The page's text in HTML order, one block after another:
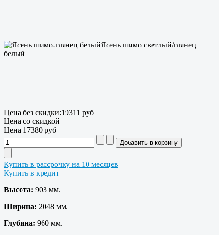
Ясень шимо светлый/глянец
белый
Цена без скидки:19311 руб
Цена со скидкой
Цена 17380 руб
Купить в рассрочку на 10 месяцев
Купить в кредит
Высота: 903 мм.
Ширина: 2048 мм.
Глубина: 960 мм.